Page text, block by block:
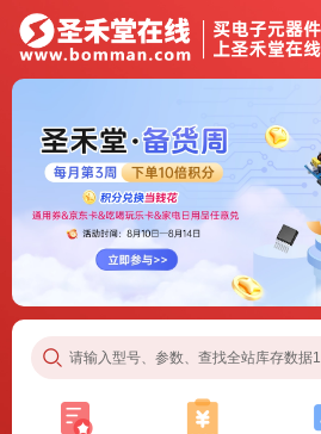
请输入型号、参数、查找全站库存数据1